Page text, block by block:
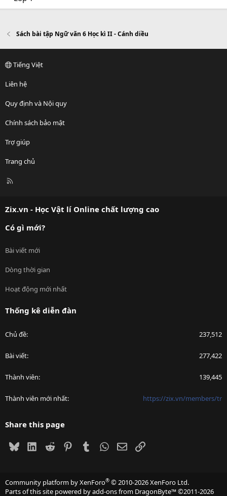
Sách bài tập Ngữ văn 6 Học kì II - Cánh diều
Tiếng Việt
Liên hệ
Quy định và Nội quy
Chính sách bảo mật
Trợ giúp
Trang chủ
R
Zix.vn - Học Vật lí Online chất lượng cao
Có gì mới?
Bài viết mới
Dòng thời gian
Hoạt động mới nhất
Thống kê diễn đàn
Chủ đề 237,512
Bài viết 277,422
Thành viên 139,445
Thành viên mới nhất https://zix.vn/members/tr
Share this page
BlueskyLinkedIn
Reddit PinterestTumblrWhatsApp
EmailLink
Community platform by XenForo® © 2010-2026 XenForo Ltd.
Parts of this site powered byadd-ons from DragonByte™©2011-2026